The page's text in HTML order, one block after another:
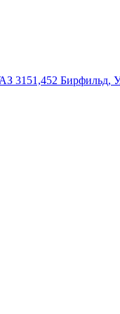
3151,452 Бирфильд,